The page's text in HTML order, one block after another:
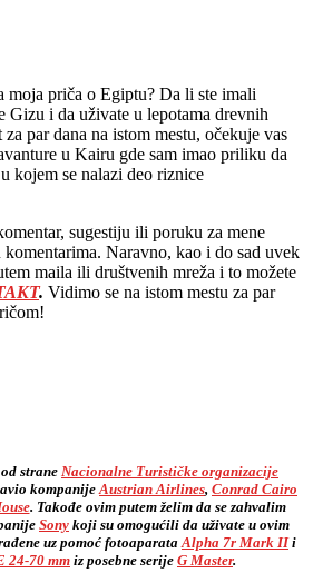
moja priča o Egiptu? Da li ste imali
Gizu i da uživate u lepotama drevnih
par dana na istom mestu, očekuje vas
u Kairu gde sam imao priliku da
kojem se nalazi deo riznice
sugestiju ili poruku za mene
Naravno, kao i do sad uvek
maila ili društvenih mreža i to možete
. Vidimo se na istom mestu za par
strane Nacionalne Turističke organizacije
kompanijeAustrian Airlines, Conrad Cairo
. Takođe ovim putem želim da se zahvalim
Sony koji su omogućili da uživate u ovim
uz pomoć fotoaparata Alpha 7r Mark IIi
24-70 mmiz posebne serije G Master.